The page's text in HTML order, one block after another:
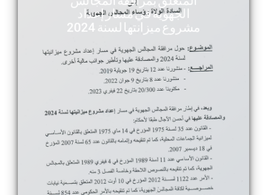
الجهوية في مسار إعداد
مشروع ميزانتها لسنة 2024